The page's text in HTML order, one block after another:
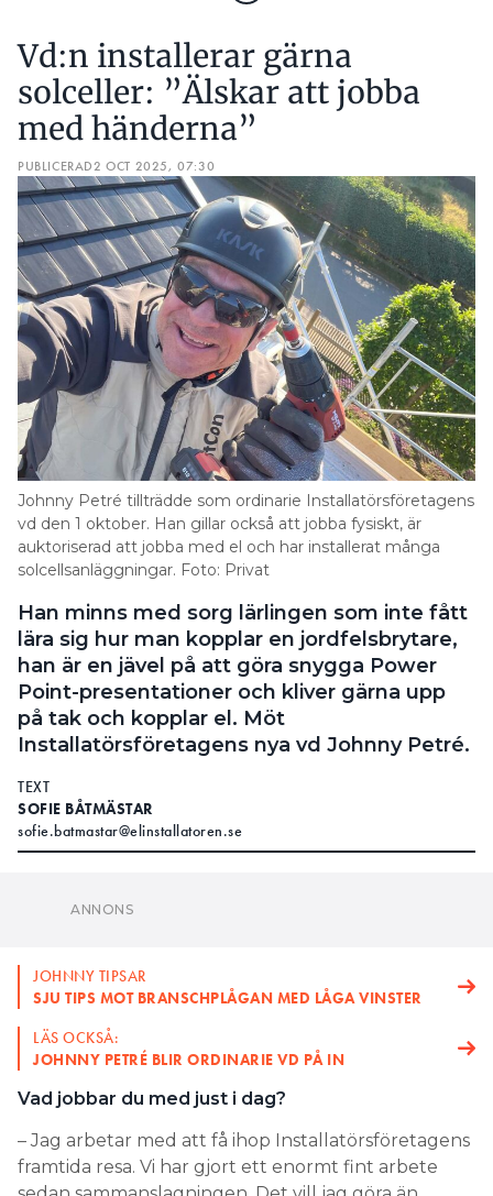
Vd:n installerar gärna
solceller: ”Älskar att jobba
med händerna”
PUBLICERAD2 OCT 2025, 07:30
Johnny Petré tillträdde som ordinarie Installatörsföretagens
vd den 1 oktober. Han gillar också att jobba fysiskt, är
auktoriserad att jobba med el och har installerat många
solcellsanläggningar. Foto: Privat
Han minns med sorg lärlingen som inte fått
lära sig hur man kopplar en jordfelsbrytare,
han är en jävel på att göra snygga Power
Point-presentationer och kliver gärna upp
på tak och kopplar el. Möt
Installatörsföretagens nya vd Johnny Petré.
TEXT
SOFIE BÅTMÄSTAR
sofie.batmastar@elinstallatoren.se
SJU TIPS MOT BRANSCHPLÅGAN MED LÅGA VINSTER
JOHNNY PETRÉ BLIR ORDINARIE VD PÅ IN
Vad jobbar du med just i dag?
– Jag arbetar med att få ihop Installatörsföretagens
framtida resa. Vi har gjort ett enormt fint arbete
sedan sammanslagningen. Det vill jag göra än
starkare och tydligare genom strategiskt tänkande
och olika möten, både interna och med till exempel
Svenskt Näringsliv.